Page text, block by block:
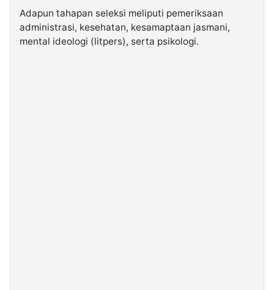
Adapun tahapan seleksi meliputi pemeriksaan
administrasi, kesehatan, kesamaptaan jasmani,
mental ideologi (litpers), serta psikologi.